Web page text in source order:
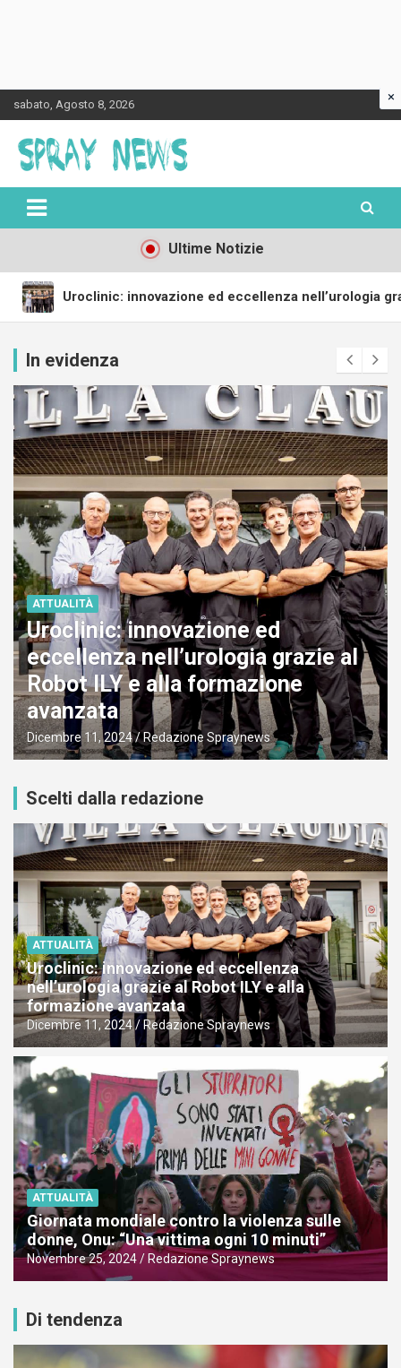
to
content
sabato, Agosto 8, 2026
Spraynews.it
Ultime Notizie
ed eccellenza nell’urologia grazie al Robot ILY e alla
In evidenza
ATTUALITÀ
Uroclinic: innovazione ed
eccellenza nell’urologia grazie al
Robot ILY e alla formazione
avanzata
Dicembre 11, 2024 Redazione Spraynews
Scelti dalla redazione
ATTUALITÀ
Uroclinic: innovazione ed eccellenza
nell’urologia grazie al Robot ILY e alla
formazione avanzata
Dicembre 11, 2024 Redazione Spraynews
ATTUALITÀ
Giornata mondiale contro la violenza sulle
donne, Onu: “Una vittima ogni 10 minuti”
Novembre 25, 2024 Redazione Spraynews
Di tendenza
×